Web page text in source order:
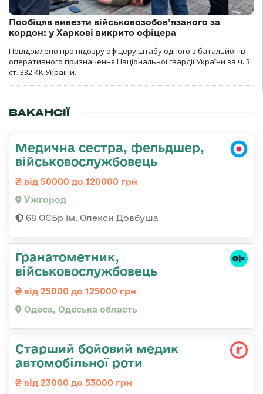
Пообіцяв вивезти військовозобов’язаного за
кордон: у Харкові викрито офіцера
Повідомлено про підозру офіцеру штабу одного з батальйонів
оперативного призначення Національної гвардії України за ч. 3
ст. 332 КК України.
ВАКАНСІЇ
Медична сестра, фельдшер,
військовослужбовець
від 50000 до 120000 грн
Ужгород
68 ОЄБр ім. Олекси Довбуша
Гранатометник,
військовослужбовець
від 25000 до 125000 грн
Одеса, Одеська область
Старший бойовий медик
автомобільної роти
від 23000 до 53000 грн